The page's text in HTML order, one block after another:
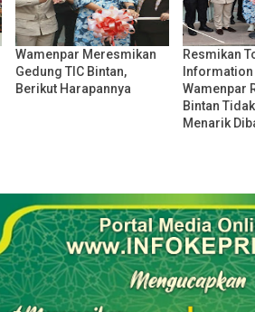
Wamenpar Meresmikan
Gedung TIC Bintan,
Berikut Harapannya
Resmikan
Information
Wamenpar
Bintan
Menarik